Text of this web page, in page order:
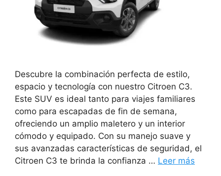
Descubre la combinación perfecta de estilo,
espacio y tecnología con nuestro Citroen C3.
Este SUV es ideal tanto para viajes familiares
como para escapadas de fin de semana,
ofreciendo un amplio maletero y un interior
cómodo y equipado. Con su manejo suave y
sus avanzadas características de seguridad, el
Citroen C3 te brinda la confianza … Leer más